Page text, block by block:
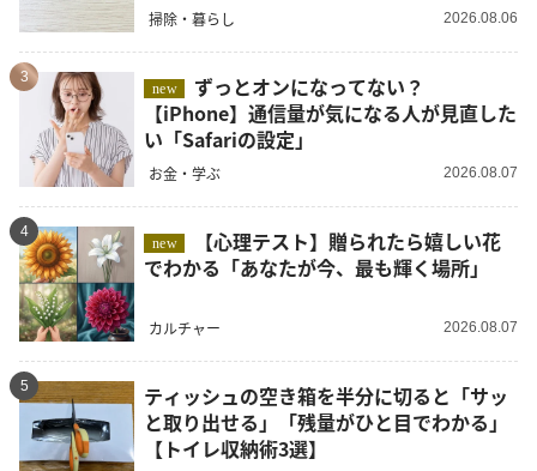
掃除・暮らし 2026.08.06
3
new
【iPhone】通信量が気になる人が見直した
い「Safariの設定」
お金・学ぶ 2026.08.07
4
new
でわかる「あなたが今、最も輝く場所」
カルチャー 2026.08.07
5
ティッシュの空き箱を半分に切ると「サッ
と取り出せる」「残量がひと目でわかる」
【トイレ収納術3選】